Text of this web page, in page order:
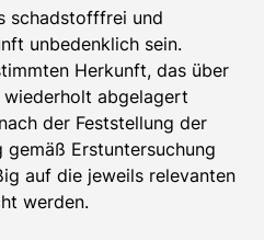
schadstofffrei und
unbedenklich sein.
Herkunft, das über
wiederholt abgelagert
der Feststellung der
Erstuntersuchung
auf die jeweils relevanten
werden.